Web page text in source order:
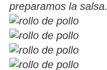
preparamos la salsa.